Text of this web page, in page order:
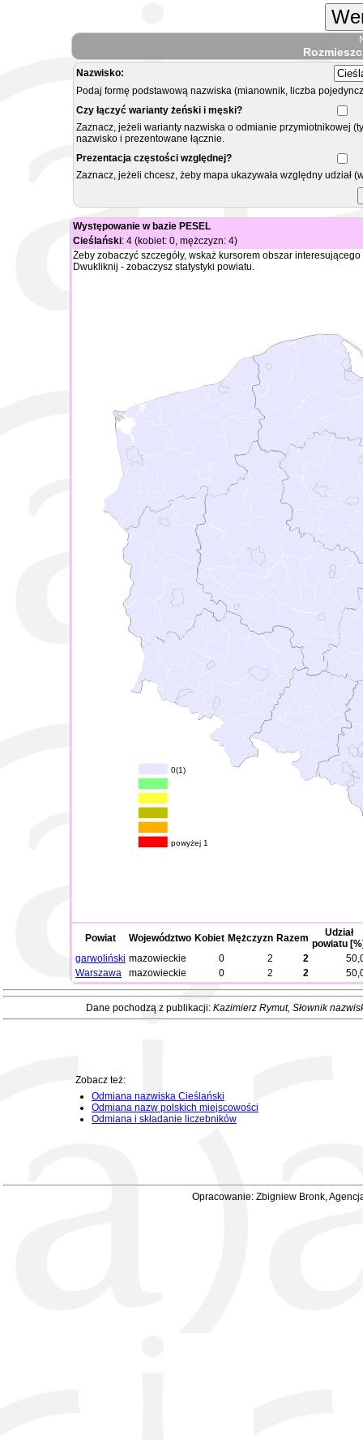
Nazwisko:
Podaj formę podstawową nazwiska (mianownik, liczba
Czy łączyć warianty żeński i męski?
Zaznacz, jeżeli warianty nazwiska o odmianie przymiotnikowej
nazwisko i prezentowane łącznie.
Prezentacja częstości względnej?
Zaznacz, jeżeli chcesz, żeby mapa ukazywała względny
Występowanie w bazie PESEL
Cieślański: 4 (kobiet: 0, mężczyzn: 4)
Żeby zobaczyć szczegóły, wskaż kursorem obszar
Dwukliknij - zobaczysz statystyki powiatu.
0(1)
powyżej 1
Powiat Województwo Kobiet Mężczyzn Razem
Udział
powiatu
garwoliński mazowieckie 0 2 2
Warszawa
mazowieckie 0 2 2
Dane pochodzą z publikacji: Kazimierz Rymut, Słownik
Zobacz też:
Odmiana nazwiska Cieślański
Odmiana nazw polskich miejscowości
Odmiana i składanie liczebników
Opracowanie: Zbigniew Bronk,